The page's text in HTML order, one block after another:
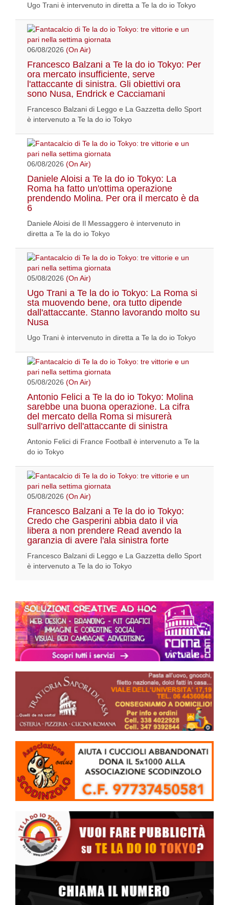
Ugo Trani è intervenuto in diretta a Te la do io Tokyo
06/08/2026 (On Air)
Francesco Balzani a Te la do io Tokyo: Per
ora mercato insufficiente, serve
l'attaccante di sinistra. Gli obiettivi ora
sono Nusa, Endrick e Cacciamani
Francesco Balzani di Leggo e La Gazzetta dello Sport
è intervenuto a Te la do io Tokyo
06/08/2026 (On Air)
Daniele Aloisi a Te la do io Tokyo: La
Roma ha fatto un'ottima operazione
prendendo Molina. Per ora il mercato è da
6
Daniele Aloisi de Il Messaggero è intervenuto in
diretta a Te la do io Tokyo
05/08/2026 (On Air)
Ugo Trani a Te la do io Tokyo: La Roma si
sta muovendo bene, ora tutto dipende
dall'attaccante. Stanno lavorando molto su
Nusa
Ugo Trani è intervenuto in diretta a Te la do io Tokyo
05/08/2026 (On Air)
Antonio Felici a Te la do io Tokyo: Molina
sarebbe una buona operazione. La cifra
del mercato della Roma si misurerà
sull'arrivo dell'attaccante di sinistra
Antonio Felici di France Football è intervenuto a Te la
do io Tokyo
05/08/2026 (On Air)
Francesco Balzani a Te la do io Tokyo:
Credo che Gasperini abbia dato il via
libera a non prendere Read avendo la
garanzia di avere l'ala sinistra forte
Francesco Balzani di Leggo e La Gazzetta dello Sport
è intervenuto a Te la do io Tokyo